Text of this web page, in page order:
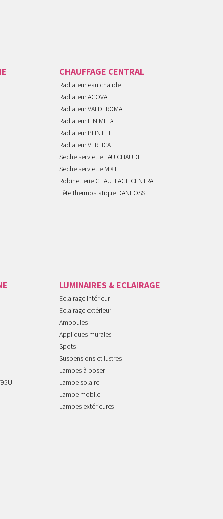
CHAUFFAGE CENTRAL
Radiateur eau chaude
Radiateur ACOVA
Radiateur VALDEROMA
Radiateur FINIMETAL
Radiateur PLINTHE
Radiateur VERTICAL
Seche serviette EAU CHAUDE
Seche serviette MIXTE
Robinetterie CHAUFFAGE CENTRAL
Tête thermostatique DANFOSS
LUMINAIRES & ECLAIRAGE
Eclairage intérieur
Eclairage extérieur
Ampoules
Appliques murales
Spots
Suspensions et lustres
Lampes à poser
Lampe solaire
Lampe mobile
Lampes extérieures